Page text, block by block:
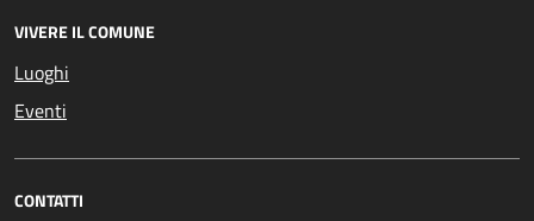
VIVERE IL COMUNE
Luoghi
Eventi
CONTATTI